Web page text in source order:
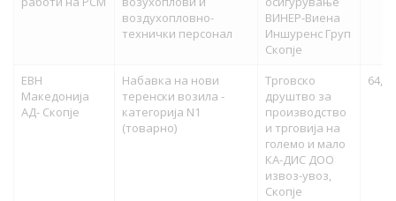
воздухопловно-
технички персонал
ВИНЕР-Виена
Иншуренс Груп
Скопје
ЕВН
Македонија
АД- Скопје
Набавка на нови
теренски возила -
категорија N1
(товарно)
Трговско
друштво за
производство
и трговија на
големо и мало
КА-ДИС ДОО
извоз-увоз,
Скопје